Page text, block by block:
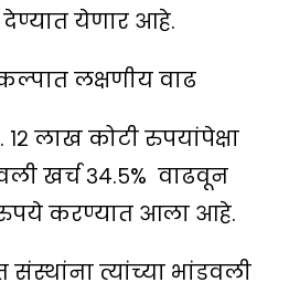
येणार आहे.
लक्षणीय वाढ
लाख कोटी रुपयांपेक्षा
खर्च ३४.५% वाढवून
करण्यात आला आहे.
संस्थांना त्यांच्या भांडवली